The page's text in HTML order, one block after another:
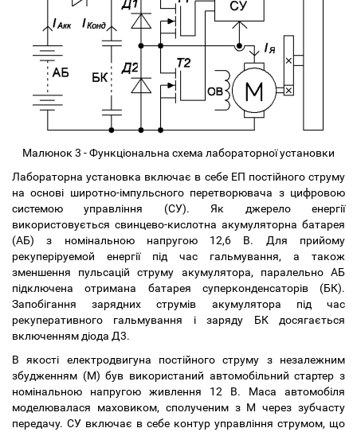
Малюнок 3 - Функціональна схема лабораторної установки
Лабораторна установка включає в себе ЕП постійного струму
на основі широтно-імпульсного перетворювача з цифровою
системою управління (СУ). Як джерело енергії
використовується свинцево-кислотна акумуляторна батарея
(АБ) з номінальною напругою 12,6 В. Для прийому
рекуперіруемой енергії під час гальмування, а також
зменшення пульсацій струму акумулятора, паралельно АБ
підключена отримана батарея суперконденсаторів (БК).
Запобігання зарядних струмів акумулятора під час
рекуперативного гальмування і заряду БК досягається
включенням діода Д3.
В якості електродвигуна постійного струму з незалежним
збудженням (М) був використаний автомобільний стартер з
номінальною напругою живлення 12 В. Маса автомобіля
моделювалася маховиком, сполученим з М через зубчасту
передачу. СУ включає в себе контур управління струмом, що